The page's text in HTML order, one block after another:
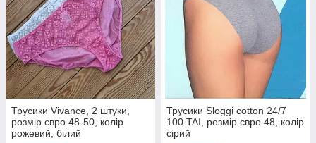
Трусики Vivance, 2 штуки,
розмір євро 48-50, колір
рожевий, білий
Трусики Sloggi cotton 24/7
100 TAI, розмір євро 48, колір
сірий